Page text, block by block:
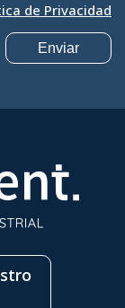
de Privacidad